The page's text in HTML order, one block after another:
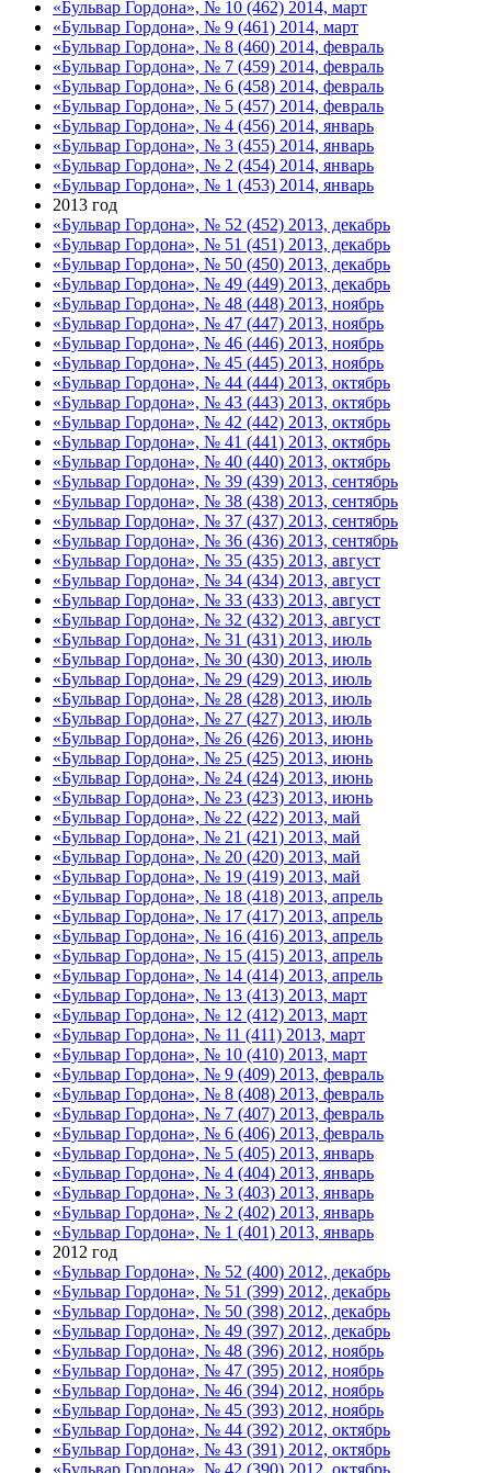
«Бульвар Гордона», № 10 (462) 2014, март
«Бульвар Гордона», № 9 (461) 2014, март
«Бульвар Гордона», № 8 (460) 2014, февраль
«Бульвар Гордона», № 7 (459) 2014, февраль
«Бульвар Гордона», № 6 (458) 2014, февраль
«Бульвар Гордона», № 5 (457) 2014, февраль
«Бульвар Гордона», № 4 (456) 2014, январь
«Бульвар Гордона», № 3 (455) 2014, январь
«Бульвар Гордона», № 2 (454) 2014, январь
«Бульвар Гордона», № 1 (453) 2014, январь
2013 год
«Бульвар Гордона», № 52 (452) 2013, декабрь
«Бульвар Гордона», № 51 (451) 2013, декабрь
«Бульвар Гордона», № 50 (450) 2013, декабрь
«Бульвар Гордона», № 49 (449) 2013, декабрь
«Бульвар Гордона», № 48 (448) 2013, ноябрь
«Бульвар Гордона», № 47 (447) 2013, ноябрь
«Бульвар Гордона», № 46 (446) 2013, ноябрь
«Бульвар Гордона», № 45 (445) 2013, ноябрь
«Бульвар Гордона», № 44 (444) 2013, октябрь
«Бульвар Гордона», № 43 (443) 2013, октябрь
«Бульвар Гордона», № 42 (442) 2013, октябрь
«Бульвар Гордона», № 41 (441) 2013, октябрь
«Бульвар Гордона», № 40 (440) 2013, октябрь
«Бульвар Гордона», № 39 (439) 2013, сентябрь
«Бульвар Гордона», № 38 (438) 2013, сентябрь
«Бульвар Гордона», № 37 (437) 2013, сентябрь
«Бульвар Гордона», № 36 (436) 2013, сентябрь
«Бульвар Гордона», № 35 (435) 2013, август
«Бульвар Гордона», № 34 (434) 2013, август
«Бульвар Гордона», № 33 (433) 2013, август
«Бульвар Гордона», № 32 (432) 2013, август
«Бульвар Гордона», № 31 (431) 2013, июль
«Бульвар Гордона», № 30 (430) 2013, июль
«Бульвар Гордона», № 29 (429) 2013, июль
«Бульвар Гордона», № 28 (428) 2013, июль
«Бульвар Гордона», № 27 (427) 2013, июль
«Бульвар Гордона», № 26 (426) 2013, июнь
«Бульвар Гордона», № 25 (425) 2013, июнь
«Бульвар Гордона», № 24 (424) 2013, июнь
«Бульвар Гордона», № 23 (423) 2013, июнь
«Бульвар Гордона», № 22 (422) 2013, май
«Бульвар Гордона», № 21 (421) 2013, май
«Бульвар Гордона», № 20 (420) 2013, май
«Бульвар Гордона», № 19 (419) 2013, май
«Бульвар Гордона», № 18 (418) 2013, апрель
«Бульвар Гордона», № 17 (417) 2013, апрель
«Бульвар Гордона», № 16 (416) 2013, апрель
«Бульвар Гордона», № 15 (415) 2013, апрель
«Бульвар Гордона», № 14 (414) 2013, апрель
«Бульвар Гордона», № 13 (413) 2013, март
«Бульвар Гордона», № 12 (412) 2013, март
«Бульвар Гордона», № 11 (411) 2013, март
«Бульвар Гордона», № 10 (410) 2013, март
«Бульвар Гордона», № 9 (409) 2013, февраль
«Бульвар Гордона», № 8 (408) 2013, февраль
«Бульвар Гордона», № 7 (407) 2013, февраль
«Бульвар Гордона», № 6 (406) 2013, февраль
«Бульвар Гордона», № 5 (405) 2013, январь
«Бульвар Гордона», № 4 (404) 2013, январь
«Бульвар Гордона», № 3 (403) 2013, январь
«Бульвар Гордона», № 2 (402) 2013, январь
«Бульвар Гордона», № 1 (401) 2013, январь
2012 год
«Бульвар Гордона», № 52 (400) 2012, декабрь
«Бульвар Гордона», № 51 (399) 2012, декабрь
«Бульвар Гордона», № 50 (398) 2012, декабрь
«Бульвар Гордона», № 49 (397) 2012, декабрь
«Бульвар Гордона», № 48 (396) 2012, ноябрь
«Бульвар Гордона», № 47 (395) 2012, ноябрь
«Бульвар Гордона», № 46 (394) 2012, ноябрь
«Бульвар Гордона», № 45 (393) 2012, ноябрь
«Бульвар Гордона», № 44 (392) 2012, октябрь
«Бульвар Гордона», № 43 (391) 2012, октябрь
«Бульвар Гордона», № 42 (390) 2012, октябрь